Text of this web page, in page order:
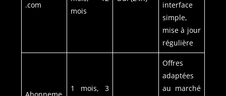
.com
mois
interface
simple,
mise à jour
régulière
1 mois, 3
Offres
adaptées
au marché